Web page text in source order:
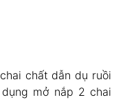
chất dẫn dụ ruồi
mở nắp 2 chai